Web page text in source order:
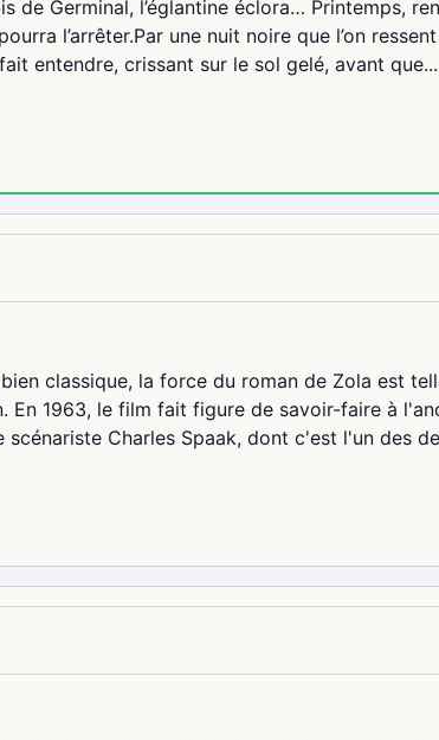
de Germinal, l’églantine éclora… Printemps,
l’arrêter.Par une nuit noire que l’on
entendre, crissant sur le sol gelé, avant que...
classique, la force du roman de Zola est
En 1963, le film fait figure de savoir-faire à
Charles Spaak, dont c'est l'un des